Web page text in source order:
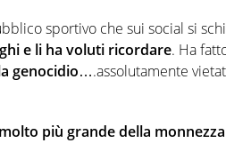
sportivo che sui social si
e li ha voluti ricordare. Ha
genocidio….assolutamente
più grande della